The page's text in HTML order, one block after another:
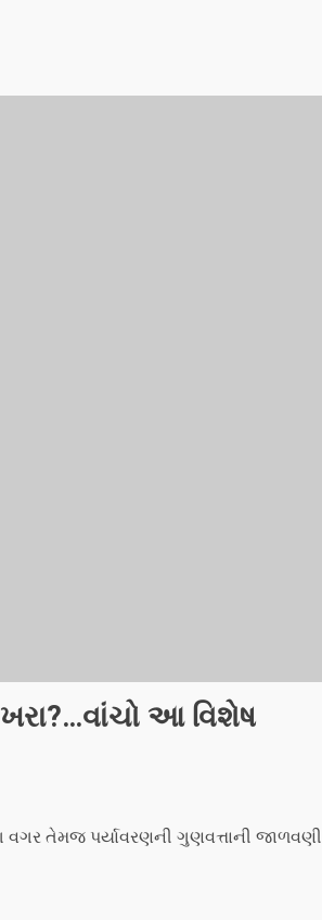
આ વિશેષ
તેમજ પર્યાવરણની ગુણવત્તાની જાળવણી